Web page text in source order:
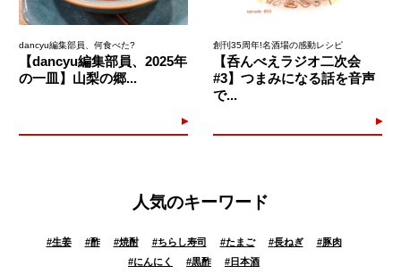
dancyu編集部員、何食べた?
【dancyu編集部員、2025年
の一皿】山梨の郷...
創刊35周年!名酒場の感動レシピ
【呑んべえラジオ二次会
#3】つまみになる話を音声
で...
人気のキーワード
#生姜 #酢 #焼酎 #ちらし寿司 #たまご #長ねぎ #豚肉
#にんにく #黒酢 #日本酒